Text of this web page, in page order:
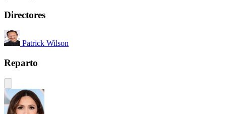
Directores
Patrick Wilson
Reparto